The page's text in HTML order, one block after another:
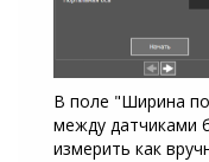
В поле "Ширина
между датчиками
измерить как